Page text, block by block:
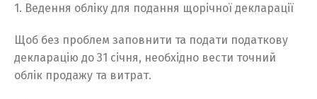
1. Ведення обліку для подання щорічної декларації
Щоб без проблем заповнити та подати податкову
декларацію до 31 січня, необхідно вести точний
облік продажу та витрат.